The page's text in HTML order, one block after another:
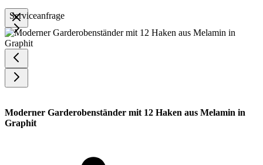
Serviceanfrage
Moderner Garderobenständer mit 12 Haken aus Melamin in
Graphit